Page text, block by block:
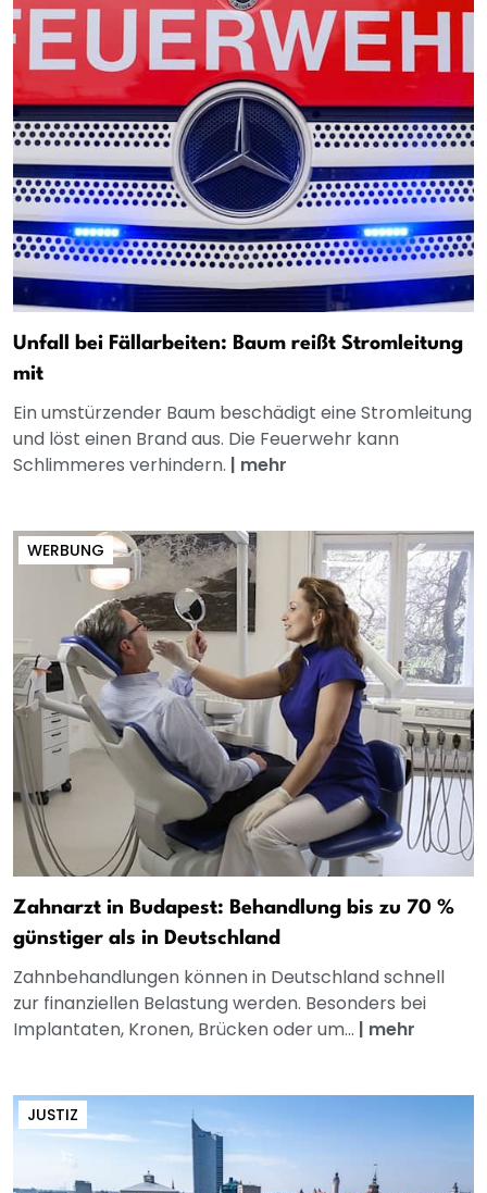
Unfall bei Fällarbeiten: Baum reißt Stromleitung
mit
Ein umstürzender Baum beschädigt eine Stromleitung
und löst einen Brand aus. Die Feuerwehr kann
Schlimmeres verhindern. | mehr
WERBUNG
Zahnarzt in Budapest: Behandlung bis zu 70 %
günstiger als in Deutschland
Zahnbehandlungen können in Deutschland schnell
zur finanziellen Belastung werden. Besonders bei
Implantaten, Kronen, Brücken oder um... | mehr
JUSTIZ